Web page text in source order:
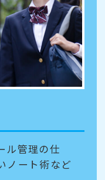
ル管理の仕
ノート術など